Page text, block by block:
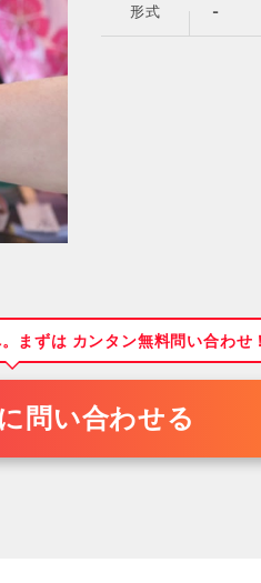
形式 -
まずは カンタン無料問い合わせ
問い合わせる